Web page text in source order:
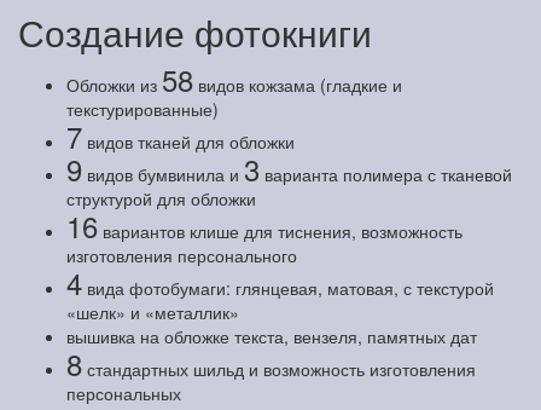
Создание фотокниги
Обложки из 58 видов кожзама (гладкие и
текстурированные)
7 видов тканей для обложки
9 видов бумвинила и 3 варианта полимера с тканевой
структурой для обложки
16 вариантов клише для тиснения, возможность
изготовления персонального
4 вида фотобумаги: глянцевая, матовая, с текстурой
«шелк» и «металлик»
вышивка на обложке текста, вензеля, памятных дат
8 стандартных шильд и возможность изготовления
персональных